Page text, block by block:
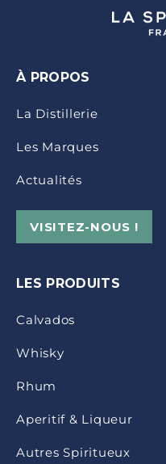
À PROPOS
La Distillerie
Les Marques
Actualités
VISITEZ-NOUS !
LES PRODUITS
Calvados
Whisky
Rhum
Aperitif & Liqueur
Autres Spiritueux